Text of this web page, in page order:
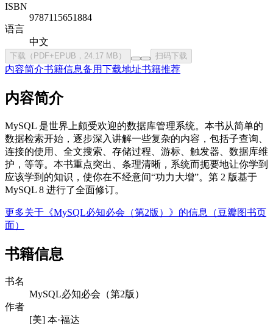
ISBN
9787115651884
语言
中文
下载（PDF+EPUB，24.17 MB） 扫码下载
内容简介书籍信息备用下载地址书籍推荐
内容简介
MySQL 是世界上颇受欢迎的数据库管理系统。本书从简单的
数据检索开始，逐步深入讲解一些复杂的内容，包括子查询、
连接的使用、全文搜索、存储过程、游标、触发器、数据库维
护，等等。本书重点突出、条理清晰，系统而扼要地让你学到
应该学到的知识，使你在不经意间“功力大增”。第 2 版基于
MySQL 8 进行了全面修订。
更多关于《MySQL必知必会（第2版）》的信息（豆瓣图书页
面）
书籍信息
书名
MySQL必知必会（第2版）
作者
[美] 本·福达